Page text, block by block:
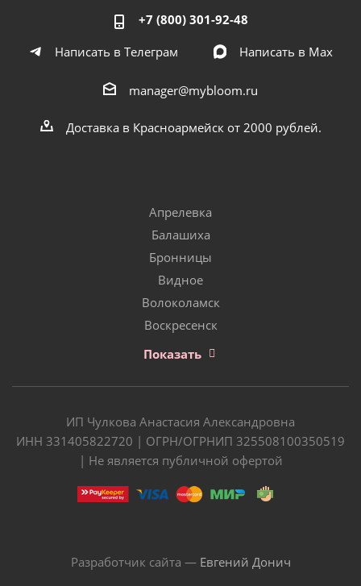
+7 (800) 301-92-48
Написать в Телеграм
Написать в Мах
manager@mybloom.ru
Доставка в Красноармейск от 2000 рублей.
Апрелевка
Балашиха
Бронницы
Видное
Волоколамск
Воскресенск
Показать
ИП Чулкова Анастасия Александровна
ИНН 331405822720 | ОГРН/ОГРНИП 325508100350519
| Не является публичной офертой
Разработчик сайта — Евгений Донич